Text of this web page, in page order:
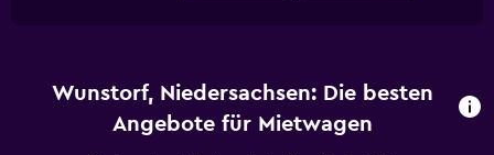
Wunstorf, Niedersachsen: Die besten
Angebote für Mietwagen